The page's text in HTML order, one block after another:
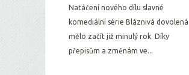
Natáčení nového dílu slavné
komediální série Bláznivá dovolená
mělo začít již minulý rok. Díky
přepisům a změnám ve...